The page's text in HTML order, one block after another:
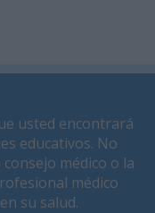
usted encontrará
educativos. No
médico o la
médico
su salud.